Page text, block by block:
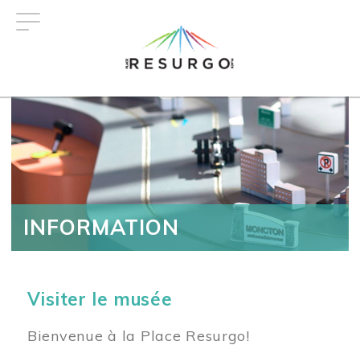
INFORMATION
Visiter le musée
Bienvenue à la Place Resurgo!